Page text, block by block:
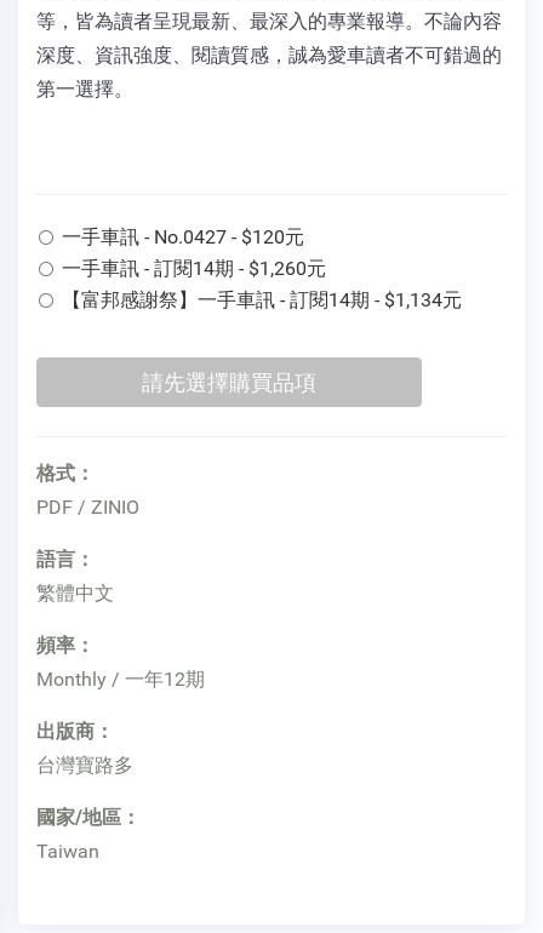
等，皆為讀者呈現最新、最深入的專業報導。不論內容
深度、資訊強度、閱讀質感，誠為愛車讀者不可錯過的
第一選擇。
一手車訊 - No.0427 - $120元
一手車訊 - 訂閱14期 - $1,260元
【富邦感謝祭】一手車訊 - 訂閱14期 - $1,134元
格式：
PDF / ZINIO
語言：
繁體中文
頻率：
Monthly / 一年12期
出版商：
台灣寶路多
國家/地區：
Taiwan